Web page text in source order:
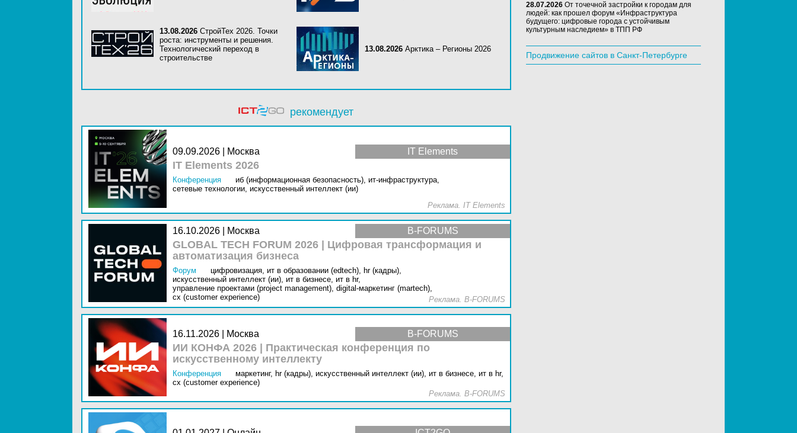
13.08.2026 СтройТех 2026. Точки
роста: инструменты и решения.
Технологический переход в
строительстве
13.08.2026 Арктика – Регионы 2026
рекомендует
IT Elements
09.09.2026 | Москва
IT Elements 2026
Конференция иб (информационная безопасность), ит-инфраструктура,
сетевые технологии, искусственный интеллект (ии)
Реклама. IT Elements
B-FORUMS
16.10.2026 | Москва
GLOBAL TECH FORUM 2026 | Цифровая трансформация и
автоматизация бизнеса
Форум цифровизация, ит в образовании (edtech), hr (кадры),
искусственный интеллект (ии), ит в бизнесе, ит в hr,
управление проектами (project management), digital-маркетинг (martech),
cx (customer experience)
Реклама. B-FORUMS
B-FORUMS
16.11.2026 | Москва
ИИ КОНФА 2026 | Практическая конференция по
искусственному интеллекту
Конференция маркетинг, hr (кадры), искусственный интеллект (ии), ит в бизнесе, ит в hr,
cx (customer experience)
Реклама. B-FORUMS
28.07.2026 От точечной застройки к городам для
людей: как прошел форум «Инфраструктура
будущего: цифровые города с устойчивым
культурным наследием» в ТПП РФ
Продвижение сайтов в Санкт-Петербурге